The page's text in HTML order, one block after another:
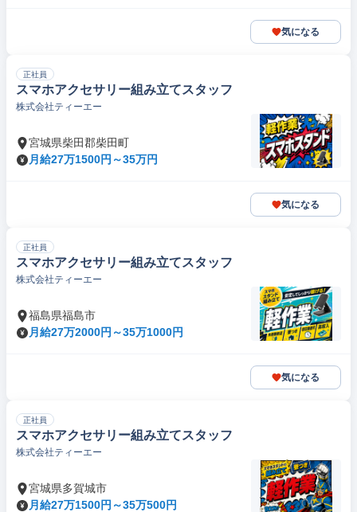
気になる
正社員
スマホアクセサリー組み立てスタッフ
株式会社ティーエー
宮城県柴田郡柴田町
月給27万1500円～35万円
気になる
正社員
スマホアクセサリー組み立てスタッフ
株式会社ティーエー
福島県福島市
月給27万2000円～35万1000円
気になる
正社員
スマホアクセサリー組み立てスタッフ
株式会社ティーエー
宮城県多賀城市
月給27万1500円～35万500円